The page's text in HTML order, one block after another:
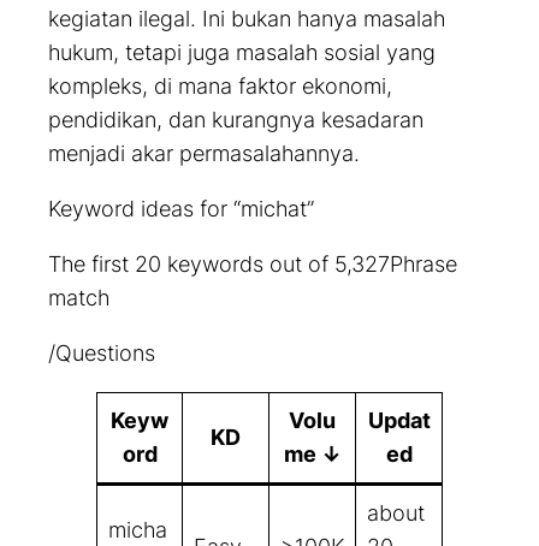
kegiatan ilegal. Ini bukan hanya masalah
hukum, tetapi juga masalah sosial yang
kompleks, di mana faktor ekonomi,
pendidikan, dan kurangnya kesadaran
menjadi akar permasalahannya.
Keyword ideas for “michat”
The first 20 keywords out of 5,327Phrase
match
/Questions
Keyw
ord
KD
Volu
me ↓
Updat
ed
micha
about